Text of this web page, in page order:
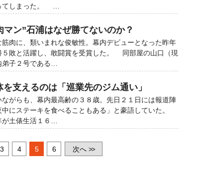
てしまった。 …
ン”石浦はなぜ勝てないのか？
肉に、類いまれな俊敏性。幕内デビューとなった昨年
５敗と活躍し、敢闘賞を受賞した。 同部屋の山口（現
子２号である…
支えるのは「巡業先のジム通い」
がらも、幕内最高齢の３８歳。先日２１日には報道陣
中にステーキを食べることもある」と豪語していた。
土俵生活１６…
3 4 5 6 次へ >>